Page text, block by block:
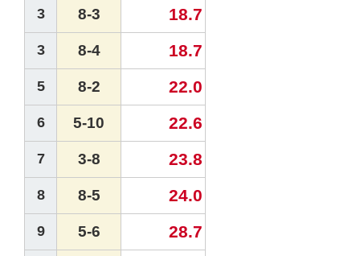
3 8-3 18.7
3 8-4 18.7
5 8-2 22.0
6 5-10 22.6
7 3-8 23.8
8 8-5 24.0
9 5-6 28.7